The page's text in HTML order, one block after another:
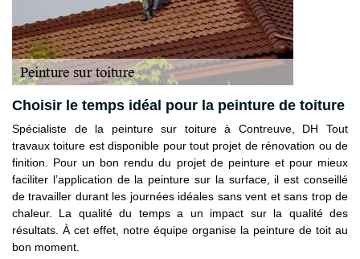
Choisir le temps idéal pour la peinture de toiture
Spécialiste de la peinture sur toiture à Contreuve, DH Tout
travaux toiture est disponible pour tout projet de rénovation ou de
finition. Pour un bon rendu du projet de peinture et pour mieux
faciliter l’application de la peinture sur la surface, il est conseillé
de travailler durant les journées idéales sans vent et sans trop de
chaleur. La qualité du temps a un impact sur la qualité des
résultats. À cet effet, notre équipe organise la peinture de toit au
bon moment.